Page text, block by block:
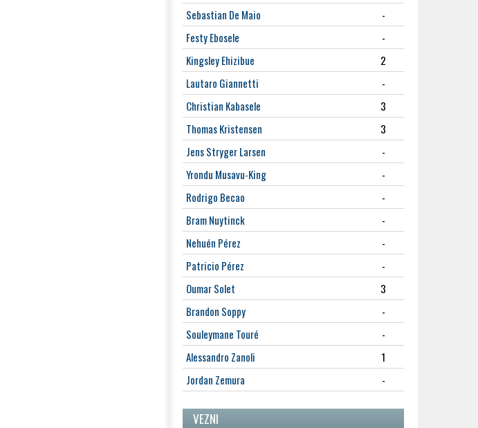
Sebastian De Maio
-
Festy Ebosele
-
Kingsley Ehizibue
2
Lautaro Giannetti
-
Christian Kabasele
3
Thomas Kristensen
3
Jens Stryger Larsen
-
Yrondu Musavu-King
-
Rodrigo Becao
-
Bram Nuytinck
-
Nehuén Pérez
-
Patricio Pérez
-
Oumar Solet
3
Brandon Soppy
-
Souleymane Touré
-
Alessandro Zanoli
1
Jordan Zemura
-
VEZNI